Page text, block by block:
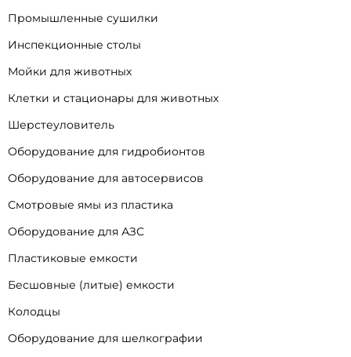
Промышленные сушилки
Инспекционные столы
Мойки для животных
Клетки и стационары для животных
Шерстеуловитель
Оборудование для гидробионтов
Оборудование для автосервисов
Смотровые ямы из пластика
Оборудование для АЗС
Пластиковые емкости
Бесшовные (литые) емкости
Колодцы
Оборудование для шелкографии